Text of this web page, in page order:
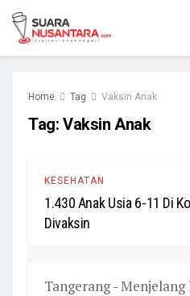
Home Tag Vaksin Anak
Tag: Vaksin Anak
KESEHATAN
1.430 Anak Usia 6-11 Di
Divaksin
Tangerang -